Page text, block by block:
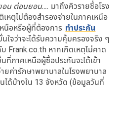
น ต่อนยอน…. มาถึงคิวรายชื่อโรง
ตุไม่ต้องสำรองจ่ายในภาคเหนือ
นือหรือผู้ที่ต้องการ ทำประกัน
นใจว่าจะได้รับความคุ้มครองจริง ๆ
Frank.co.th หากเกิดเหตุไม่คาด
ภาคเหนือผู้ซื้อประกันจะได้เข้า
ค่ารักษาพยาบาลในโรงพยาบาล
ด้บ้างใน 13 จังหวัด (ข้อมูลวันที่